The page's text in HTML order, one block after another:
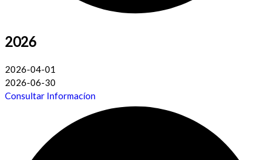
2026
2026-04-01
2026-06-30
Consultar Informacíon